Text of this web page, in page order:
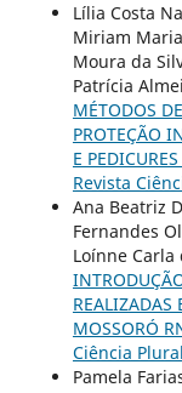
Lília Costa
Miriam
Moura da
Patrícia
MÉTODOS
PROTEÇÃO
E PEDICURES
Revista
Ana Beatriz
Fernandes
Loínne
REALIZADAS
MOSSORÓ
Ciência
Pamela